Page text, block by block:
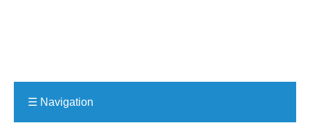
☰ Navigation